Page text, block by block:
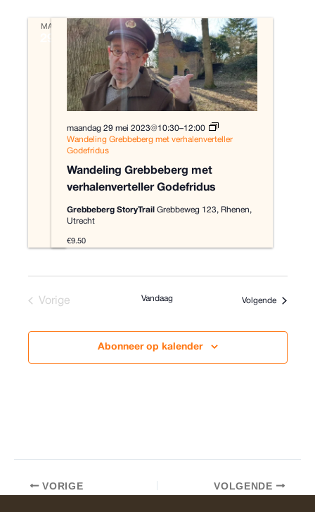
MA
Wandeling Grebbeberg met
verhalenverteller Godefridus
maandag 29 mei 2023@10:30–12:00
Wandeling Grebbeberg met verhalenverteller
Godefridus
Grebbeberg StoryTrail Grebbeweg 123, Rhenen,
Utrecht
€9.50
Vorige
Vandaag Volgende
Abonneer op kalender
VORIGE VOLGENDE